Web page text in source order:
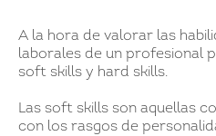
A la hora de valorar las
laborales de un profesional
soft skills y hard skills.
Las soft skills son aquellas
con los rasgos de